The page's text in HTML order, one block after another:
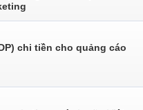
chi tiền cho quảng cáo